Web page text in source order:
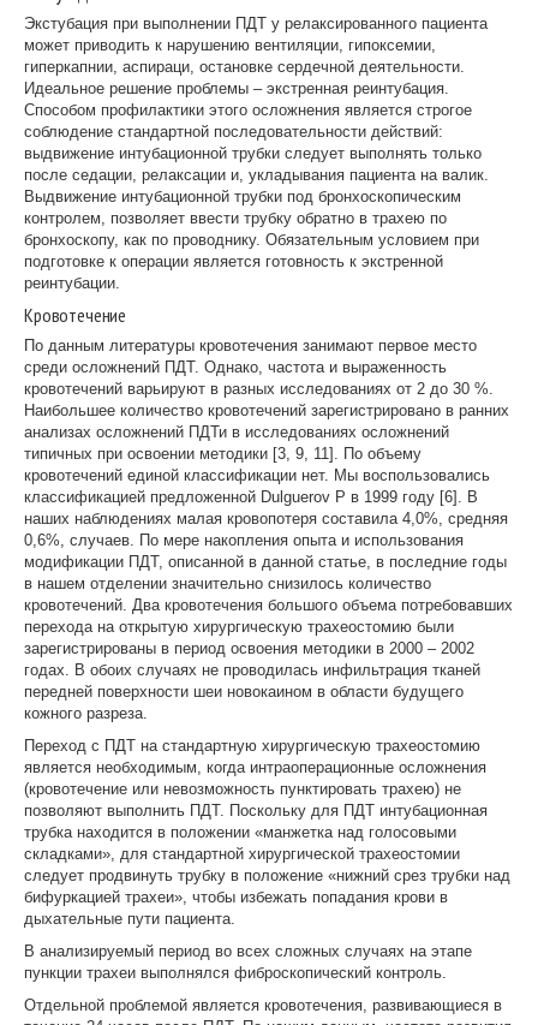
Экстубация при выполнении ПДТ у релаксированного пациента
может приводить к нарушению вентиляции, гипоксемии,
гиперкапнии, аспираци, остановке сердечной деятельности.
Идеальное решение проблемы – экстренная реинтубация.
Способом профилактики этого осложнения является строгое
соблюдение стандартной последовательности действий:
выдвижение интубационной трубки следует выполнять только
после седации, релаксации и, укладывания пациента на валик.
Выдвижение интубационной трубки под бронхоскопическим
контролем, позволяет ввести трубку обратно в трахею по
бронхоскопу, как по проводнику. Обязательным условием при
подготовке к операции является готовность к экстренной
реинтубации.
Кровотечение
По данным литературы кровотечения занимают первое место
среди осложнений ПДТ. Однако, частота и выраженность
кровотечений варьируют в разных исследованиях от 2 до 30 %.
Наибольшее количество кровотечений зарегистрировано в ранних
анализах осложнений ПДТи в исследованиях осложнений
типичных при освоении методики [3, 9, 11]. По объему
кровотечений единой классификации нет. Мы воспользовались
классификацией предложенной Dulguerov P в 1999 году [6]. В
наших наблюдениях малая кровопотеря составила 4,0%, средняя
0,6%, случаев. По мере накопления опыта и использования
модификации ПДТ, описанной в данной статье, в последние годы
в нашем отделении значительно снизилось количество
кровотечений. Два кровотечения большого объема потребовавших
перехода на открытую хирургическую трахеостомию были
зарегистрированы в период освоения методики в 2000 – 2002
годах. В обоих случаях не проводилась инфильтрация тканей
передней поверхности шеи новокаином в области будущего
кожного разреза.
Переход с ПДТ на стандартную хирургическую трахеостомию
является необходимым, когда интраоперационные осложнения
(кровотечение или невозможность пунктировать трахею) не
позволяют выполнить ПДТ. Поскольку для ПДТ интубационная
трубка находится в положении «манжетка над голосовыми
складками», для стандартной хирургической трахеостомии
следует продвинуть трубку в положение «нижний срез трубки над
бифуркацией трахеи», чтобы избежать попадания крови в
дыхательные пути пациента.
В анализируемый период во всех сложных случаях на этапе
пункции трахеи выполнялся фиброскопический контроль.
Отдельной проблемой является кровотечения, развивающиеся в